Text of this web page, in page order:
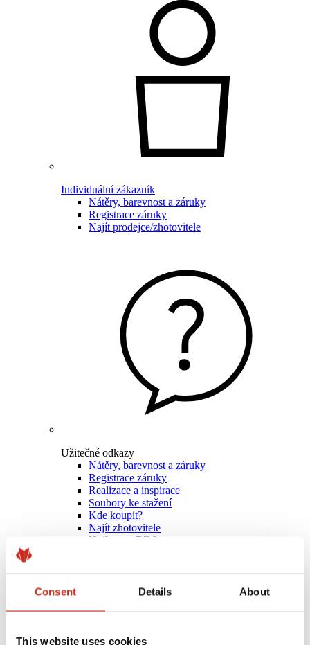
Consent Details About
This website uses cookies
Individuální zákazník
Nátěry, barevnost a záruky
Registrace záruky
Najít prodejce/zhotovitele
Užitečné odkazy
Nátěry, barevnost a záruky
Registrace záruky
Realizace a inspirace
Soubory ke stažení
Kde koupit?
Najít zhotovitele
Knihovny BIM